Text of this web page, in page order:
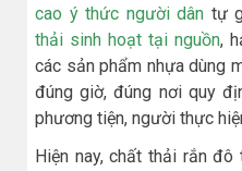
cao ý thức người dân tự
thải sinh hoạt tại nguồn,
các sản phẩm nhựa dùng
đúng giờ, đúng nơi quy
phương tiện, người thực
Hiện nay, chất thải rắn